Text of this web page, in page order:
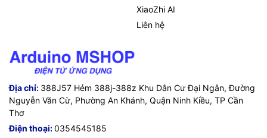
XiaoZhi AI
Liên hệ
Địa chỉ: 388J57 Hẻm 388j-388z Khu Dân Cư Đại Ngân, Đường
Nguyễn Văn Cừ, Phường An Khánh, Quận Ninh Kiều, TP Cần
Thơ
Điện thoại:0354545185